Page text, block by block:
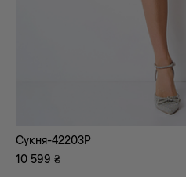
Сукня-42203P
10 599 ₴